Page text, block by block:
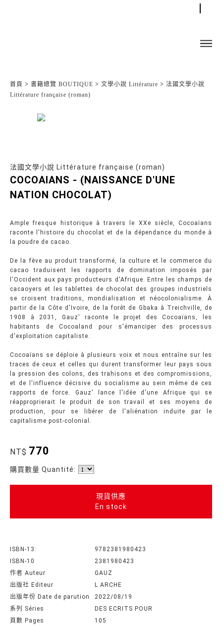
首頁 > 書籍總覽 BOUTIQUE > 文學小說 Littérature > 法國文學小說
Littérature française (roman)
法國文學小說 Littérature française (roman)
COCOAIANS - (NAISSANCE D'UNE
NATION CHOCOLAT)
Ample fresque historique à travers le XXe siècle, Cocoaïans
raconte l'histoire du chocolat et de la dépendance du monde à
la poudre de cacao.
De la fève au produit transformé, la culture et le commerce du
cacao traduisent les rapports de domination imposés par
l'Occident aux pays producteurs d'Afrique. Entre les champs de
cacaoyers et les tablettes de chocolat des groupes industriels
se croisent traditions, mondialisation et néocolonialisme. À
partir de la Côte d'Ivoire, de la forêt de Gbaka à Treichville, de
1908 à 2031, Gauz' raconte le projet des Cocoaïans, les
habitants de Cocoaland pour s'émanciper des processus
d'exploitation capitaliste.
Cocoaïans se déploie à plusieurs voix et nous entraîne sur les
traces de ceux et celles qui durent transformer leur pays sous
la pression des colons, des trahisons et des compromissions,
et de l'influence décisive du socialisme au sein même de ces
rapports de force. Gauz' lance l'idée d'une Afrique qui se
réapproprierait le produit de son travail et ses moyens de
production, pour se libérer de l'aliénation induite par le
capitalisme post-colonial.
NT$ 770
購買數量 Quantité:
現貨供應
En stock
ISBN-13:
9782381980423
ISBN-10
2381980423
作者 Auteur
GAUZ
出版社 Editeur
L ARCHE
出版年份 Date de parution
2022/08/19
系列 Séries
DES ECRITS POUR
頁數 Pages
105